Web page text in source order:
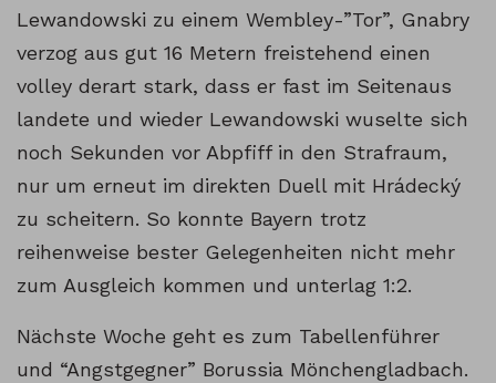
Lewandowski zu einem Wembley-”Tor”, Gnabry
verzog aus gut 16 Metern freistehend einen
volley derart stark, dass er fast im Seitenaus
landete und wieder Lewandowski wuselte sich
noch Sekunden vor Abpfiff in den Strafraum,
nur um erneut im direkten Duell mit Hrádecký
zu scheitern. So konnte Bayern trotz
reihenweise bester Gelegenheiten nicht mehr
zum Ausgleich kommen und unterlag 1:2.
Nächste Woche geht es zum Tabellenführer
und “Angstgegner” Borussia Mönchengladbach.